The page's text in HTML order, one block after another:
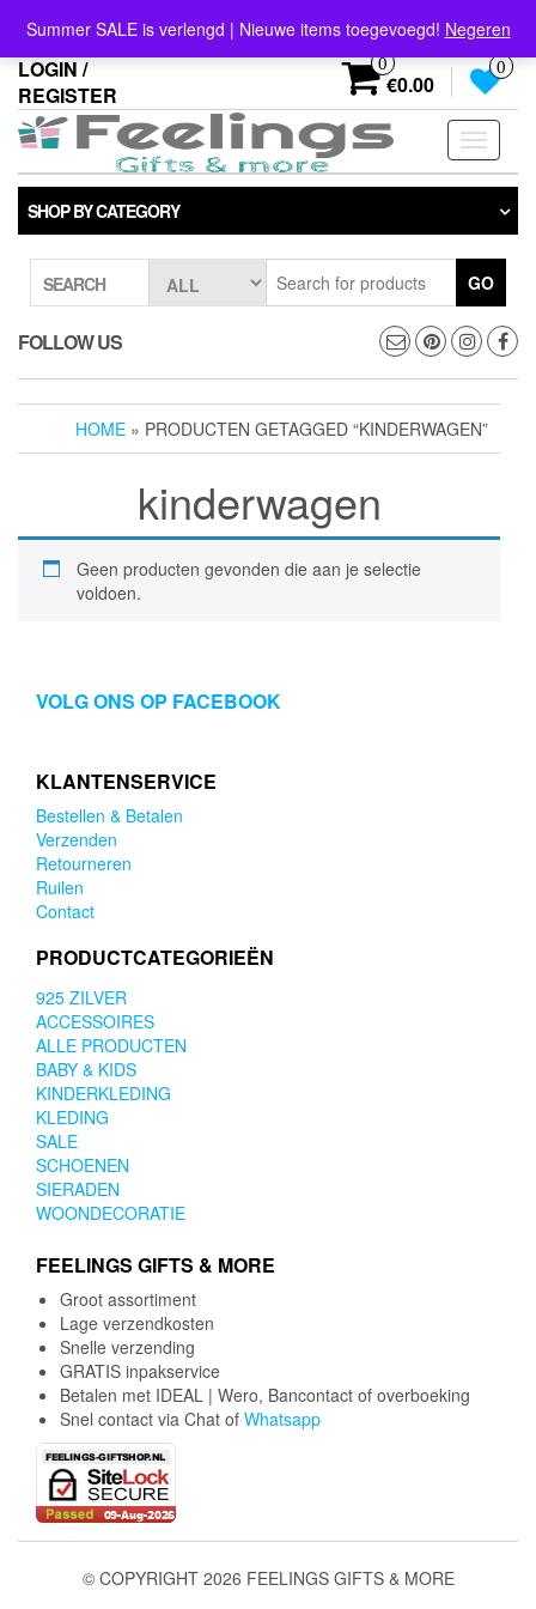
the
content
Summer SALE is verlengd | Nieuwe items toegevoegd! Negeren
info@feelings-giftshop.nl
LOGIN /
REGISTER
0
€0.00
0
Toggle
SHOP BY CATEGORY
SEARCH GO
FOLLOW US
HOME » PRODUCTEN GETAGGED “KINDERWAGEN”
kinderwagen
Geen producten gevonden die aan je selectie
voldoen.
VOLG ONS OP FACEBOOK
KLANTENSERVICE
Bestellen & Betalen
Verzenden
Retourneren
Ruilen
Contact
PRODUCTCATEGORIEËN
925 ZILVER
ACCESSOIRES
ALLE PRODUCTEN
BABY & KIDS
KINDERKLEDING
KLEDING
SALE
SCHOENEN
SIERADEN
WOONDECORATIE
FEELINGS GIFTS & MORE
Groot assortiment
Lage verzendkosten
Snelle verzending
GRATIS inpakservice
Betalen met IDEAL | Wero, Bancontact of overboeking
Snel contact via Chat of Whatsapp
© COPYRIGHT 2026 FEELINGS GIFTS & MORE